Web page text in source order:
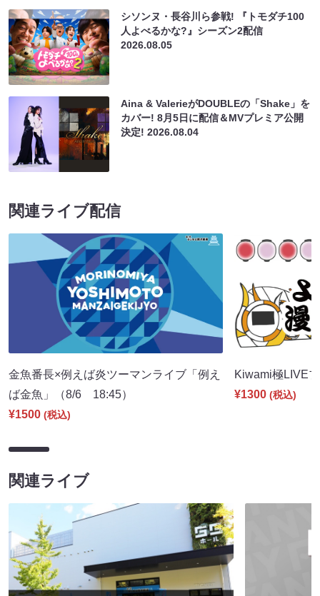
シソンヌ・長谷川ら参戦! 『トモダチ100
人よべるかな?』シーズン2配信
2026.08.05
Aina & ValerieがDOUBLEの「Shake」を
カバー! 8月5日に配信＆MVプレミア公開
決定!2026.08.04
関連ライブ配信
金魚番長×例えば炎ツーマンライブ「例え
ば金魚」（8/6 18:45）
¥1500 (税込)
Kiwami極LIVE
¥1300 (税込)
関連ライブ